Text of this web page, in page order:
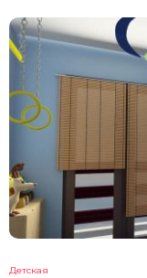
Детская